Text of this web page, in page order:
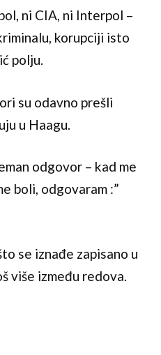
ni CIA, ni Interpol –
korupciji isto
polju.
su odavno prešli
u Haagu.
odgovor – kad me
boli, odgovaram :”
se iznađe zapisano u
više između redova.